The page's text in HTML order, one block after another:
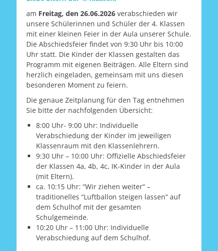
am Freitag, den 26.06.2026 verabschieden wir
unsere Schülerinnen und Schüler der 4. Klassen
mit einer kleinen Feier in der Aula unserer Schule.
Die Abschiedsfeier findet von 9:30 Uhr bis 10:00
Uhr statt. Die Kinder der Klassen gestalten das
Programm mit eigenen Beiträgen. Alle Eltern sind
herzlich eingeladen, gemeinsam mit uns diesen
besonderen Moment zu feiern.
Die genaue Zeitplanung für den Tag entnehmen
Sie bitte der nachfolgenden Übersicht:
8:00 Uhr- 9:00 Uhr: Individuelle
Verabschiedung der Kinder im jeweiligen
Klassenraum mit den Klassenlehrern.
9:30 Uhr – 10:00 Uhr: Offizielle Abschiedsfeier
der Klassen 4a, 4b, 4c, IK-Kinder in der Aula
(mit Eltern).
ca. 10:15 Uhr: “Wir ziehen weiter” –
traditionelles “Luftballon steigen lassen” auf
dem Schulhof mit der gesamten
Schulgemeinde.
10:20 Uhr – 11:00 Uhr: Individuelle
Verabschiedung auf dem Schulhof.